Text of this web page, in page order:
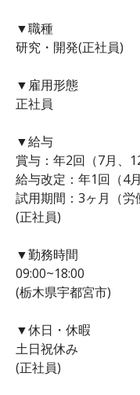
▼職種
研究・開発(正社員)
▼雇用形態
正社員
▼給与
賞与：年2回（7月、
給与改定：年1回（4月
試用期間：3ヶ月（労
(正社員)
▼勤務時間
09:00~18:00
(栃木県宇都宮市)
▼休日・休暇
土日祝休み
(正社員)